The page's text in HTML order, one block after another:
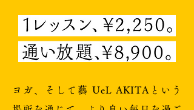
ヨガ、そして藝 UeL AKITAという